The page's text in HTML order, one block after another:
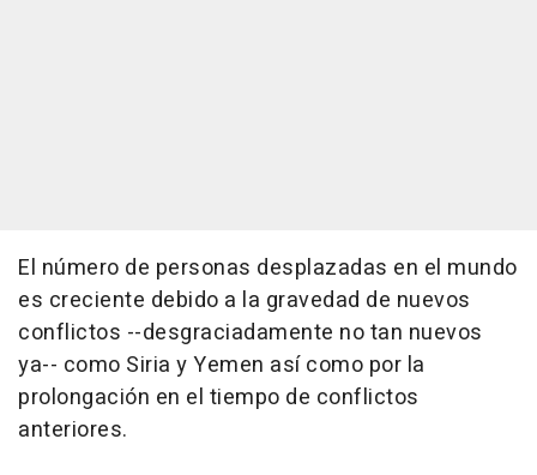
El número de personas desplazadas en el mundo
es creciente debido a la gravedad de nuevos
conflictos --desgraciadamente no tan nuevos
ya-- como Siria y Yemen así como por la
prolongación en el tiempo de conflictos
anteriores.